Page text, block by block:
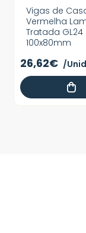
Vigas de
Vermelha
Tratada GL24
100x80mm
26,62€ /